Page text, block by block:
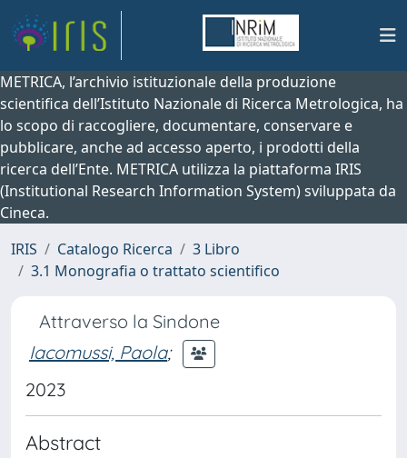
METRICA, l’archivio istituzionale della produzione
scientifica dell’Istituto Nazionale di Ricerca Metrologica, ha
lo scopo di raccogliere, documentare, conservare e
pubblicare, anche ad accesso aperto, i prodotti della
ricerca dell’Ente. METRICA utilizza la piattaforma IRIS
(Institutional Research Information System) sviluppata da
Cineca.
IRIS
Catalogo Ricerca
3 Libro
3.1 Monografia o trattato scientifico
Attraverso la Sindone
Iacomussi, Paola;
2023
Abstract